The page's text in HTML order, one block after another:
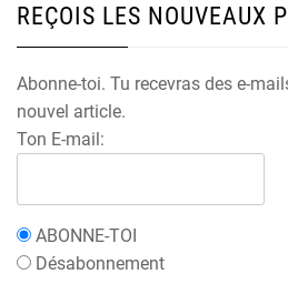
REÇOIS LES NOUVEAUX
Abonne-toi. Tu recevras des e-
nouvel article.
Ton E-mail:
ABONNE-TOI
Désabonnement